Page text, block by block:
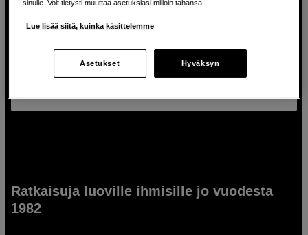
1303E vinda CAT6A 50 meter
Ratkaisuja luoville ihmisille jo vuodesta
1982
sinulle. Voit tietysti muuttaa asetuksiasi milloin tahansa.
Lue lisää siitä, kuinka käsittelemme
Asetukset Hyväksyn